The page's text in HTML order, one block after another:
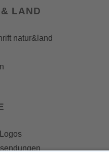
LAND
natur&land